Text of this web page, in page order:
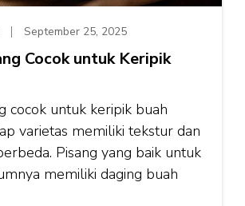
September 25, 2025
Cocok untuk Keripik
cocok untuk keripik buah
varietas memiliki tekstur dan
Pisang yang baik untuk
memiliki daging buah